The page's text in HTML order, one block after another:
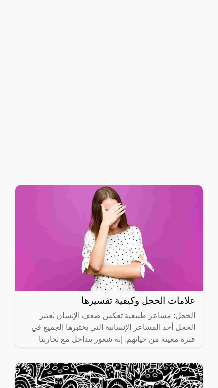
علامات الخجل وكيفية تفسيرها
الخجل: مشاعر طبيعية تعكس ضعف الإنسان يُعتبر
الخجل أحد المشاعر الإنسانية التي يختبرها الجميع في
فترة معينة من حياتهم. إنه شعور يتداخل مع تجاربنا